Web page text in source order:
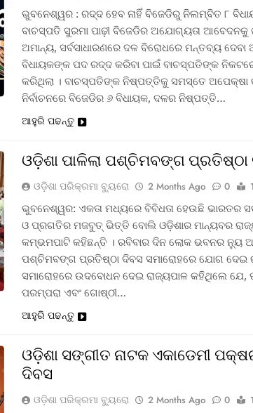
ଭୁବନେଶ୍ୱର : ରଦ୍ଦ ହେବ ନାହିଁ ବିଜେଡିରୁ ନିଲମ୍ବିତ ୮
ବାଚସ୍ପତି ସୁରମା ପାଢ଼ୀ ବିଜେଡିର ଅଯୋଗ୍ୟତା ଆବେଦନକୁ
ଅମାନ୍ୟ, ସର୍ବସାଧାରଣରେ ଦଳ ବିରୋଧରେ ମନ୍ତବ୍ୟ
ବିଧାୟକଙ୍କ ପଦ ରଦ୍ଦ କରିବା ପାଇଁ ବାଚସ୍ପତିଙ୍କ
କରିଥିଲା । ବାଚସ୍ପତିଙ୍କ ନିଷ୍ପତ୍ତିକୁ ସମସ୍ତେ ଅପେକ୍ଷା
ନିର୍ବାଚନରେ ବିଜେଡିର ୬ ବିଧାୟକ, ଦଳର ନିଷ୍ପତ୍ତି…
ଆହୁରି ପଢନ୍ତୁ
ଓଡ଼ିଶା ପାଳିଲା ପଶ୍ଚିମବଙ୍ଗ ପ୍ରତିଷ୍ଠା
ଓଡ଼ିଶା ପରିକ୍ରମା ବ୍ୟୁରୋ 2 Months Ago 0
ଭୁବନେଶ୍ୱର: ଏକତା ମଧ୍ୟରେ ବିବିଧତା ହେଉଛି ଭାରତର
ଓ ପ୍ରଗତିର ମଜବୁତ୍ ଭିତ୍ତି ବୋଲି ଓଡ଼ିଶାର ମାନ୍ୟବର
କମ୍ଭମପାଟି କହିଛନ୍ତି । ରବିବାର ଦିନ ଲୋକ ଭବନର ନ୍ୟୁ
ପଶ୍ଚିମବଙ୍ଗ ପ୍ରତିଷ୍ଠା ଦିବସ ସମାରୋହରେ ଯୋଗ ଦେଇ
ସମାରୋହରେ ଉଦବୋଧନ ଦେଇ ରାଜ୍ୟପାଳ କହିଥିଲେ ଯେ,
ପରମ୍ପରା ଏବଂ ଗୋଷ୍ଠୀ…
ଆହୁରି ପଢନ୍ତୁ
ଓଡ଼ିଶା ସଙ୍ଗୀତ ନାଟକ ଏକାଡେମୀ
ଦିବସ
ଓଡ଼ିଶା ପରିକ୍ରମା ବ୍ୟୁରୋ 2 Months Ago 0